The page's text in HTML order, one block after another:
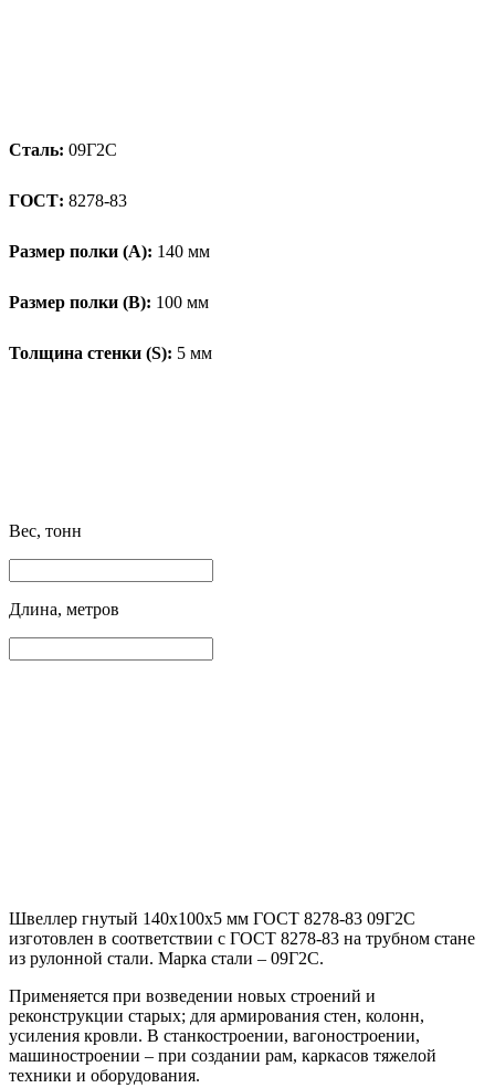
Сталь: 09Г2С
ГОСТ: 8278-83
Размер полки (А): 140 мм
Размер полки (В): 100 мм
Толщина стенки (S): 5 мм
Вес, тонн
Длина, метров
Швеллер гнутый 140x100x5 мм ГОСТ 8278-83 09Г2С
изготовлен в соответствии с ГОСТ 8278-83 на трубном стане
из рулонной стали. Марка стали – 09Г2С.
Применяется при возведении новых строений и
реконструкции старых; для армирования стен, колонн,
усиления кровли. В станкостроении, вагоностроении,
машиностроении – при создании рам, каркасов тяжелой
техники и оборудования.